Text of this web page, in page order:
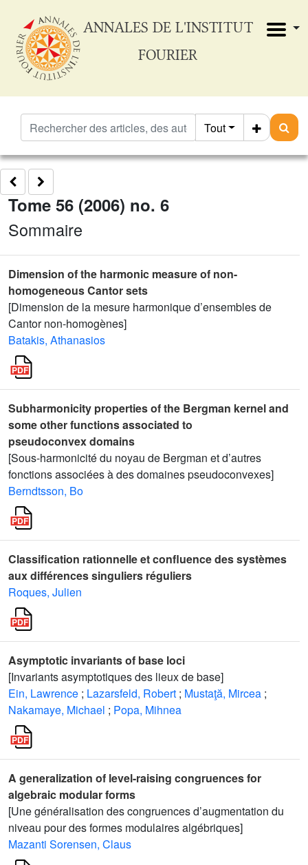
ANNALES DE L'INSTITUT
FOURIER
Tout
Tome 56 (2006) no. 6
Sommaire
Dimension of the harmonic measure of non-
homogeneous Cantor sets
[Dimension de la mesure harmonique d’ensembles de
Cantor non-homogènes]
Batakis, Athanasios
Subharmonicity properties of the Bergman kernel and
some other functions associated to
pseudoconvex domains
[Sous-harmonicité du noyau de Bergman et d’autres
fonctions associées à des domaines pseudoconvexes]
Berndtsson, Bo
Classification rationnelle et confluence des systèmes
aux différences singuliers réguliers
Roques, Julien
Asymptotic invariants of base loci
[Invariants asymptotiques des lieux de base]
Ein, Lawrence ; Lazarsfeld, Robert ; Mustaţă, Mircea ;
Nakamaye, Michael ; Popa, Mihnea
A generalization of level-raising congruences for
algebraic modular forms
[Une généralisation des congruences d’augmentation du
niveau pour des formes modulaires algébriques]
Mazanti Sorensen, Claus